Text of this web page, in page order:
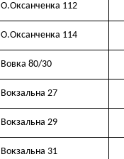
О.Оксанченка 112
О.Оксанченка 114
Вовка 80/30
Вокзальна 27
Вокзальна 29
Вокзальна 31